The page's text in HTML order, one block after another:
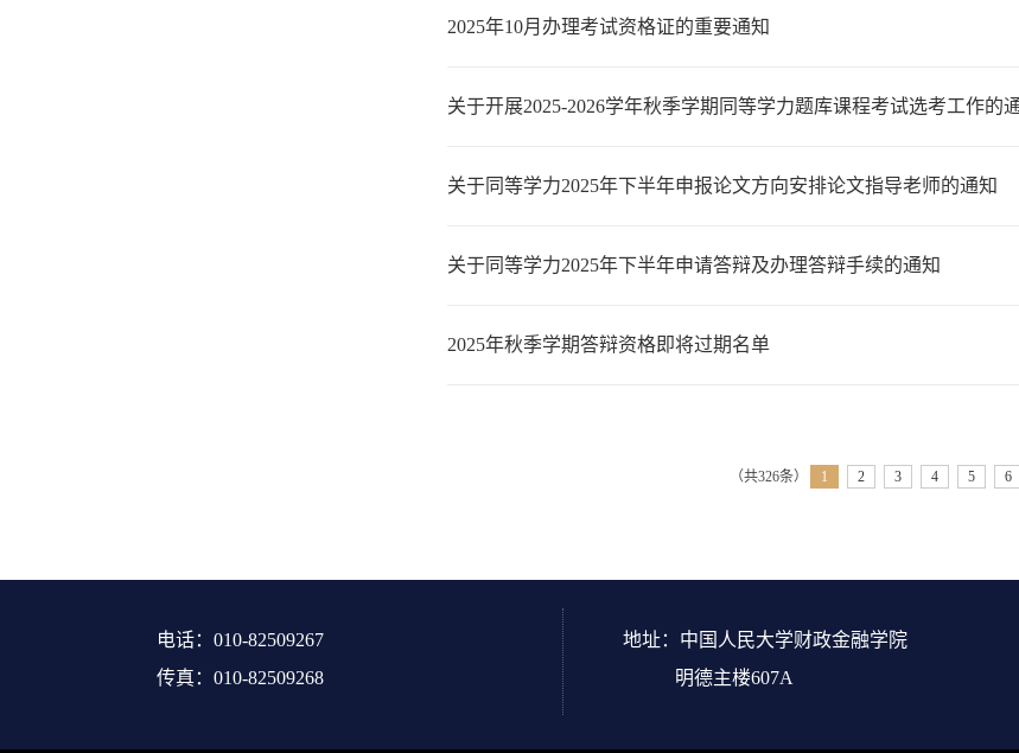
2025年10月办理考试资格证的重要通知
关于开展2025-2026学年秋季学期同等学力题库课程考试选考工作的
关于同等学力2025年下半年申报论文方向安排论文指导老师的通知
关于同等学力2025年下半年申请答辩及办理答辩手续的通知
2025年秋季学期答辩资格即将过期名单
（共326条） 1 2 3 4 5 6
电话：010-82509267
传真：010-82509268
地址：中国人民大学财政金融学院
明德主楼607A